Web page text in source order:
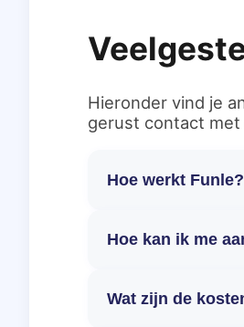
Hieronder vind je
gerust contact met
Hoe werkt Funle?
Hoe kan ik me
Wat zijn de